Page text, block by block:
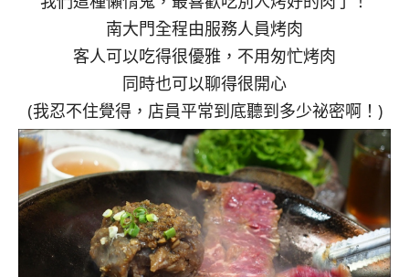
南大門全程由服務人員烤肉
客人可以吃得很優雅，不用匆忙烤肉
同時也可以聊得很開心
(我忍不住覺得，店員平常到底聽到多少祕密啊！)